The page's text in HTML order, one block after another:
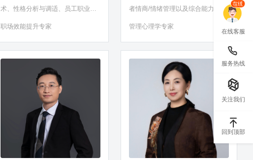
术、性格分析与调适、员工职业化
职场效能提升专家
者情商/情绪管理以及综合能力打造
管理心理学专家
在线客服
服务热线
关注我们
回到顶部